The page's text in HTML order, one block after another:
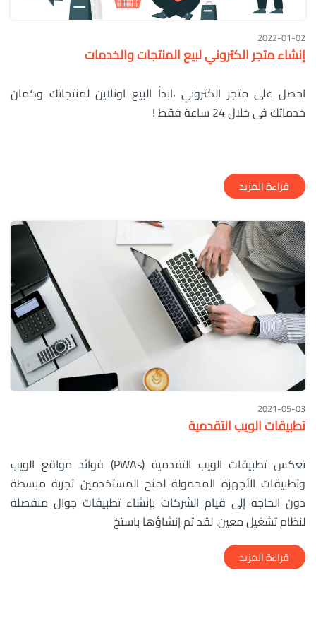
2022-01-02
إنشاء متجر الكتروني لبيع المنتجات والخدمات
احصل على متجر الكتروني ،ابدأ البيع اونلاين لمنتجاتك وكمان
خدماتك فى خلال 24 ساعة فقط !
قراءة المزيد
2021-05-03
تطبيقات الويب التقدمية
تعكس تطبيقات الويب التقدمية (PWAs) فوائد مواقع الويب
وتطبيقات الأجهزة المحمولة لمنح المستخدمين تجربة مبسطة
دون الحاجة إلى قيام الشركات بإنشاء تطبيقات جوال منفصلة
لنظام تشغيل معين. لقد تم إنشاؤها باستخ
قراءة المزيد